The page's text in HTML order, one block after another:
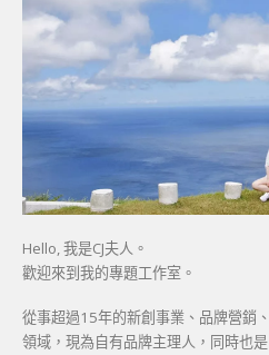
Hello, 我是CJ夫人。
歡迎來到我的專題工作室。
從事超過15年的新創事業、品牌營銷
領域，現為自有品牌主理人，同時也